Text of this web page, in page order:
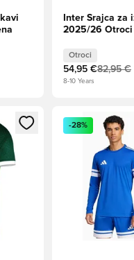
Inter Srajca za
2025/26 Otroci
Otroci
54,95 €82,95 €
8-10 Years
ali vpis kot članOdpre Modal
-28%